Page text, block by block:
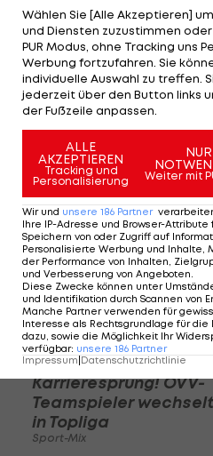
in zwei Sätzen mit 3:6,4:6
24-jährige Lisicki hält im
Rumänin Simona Halep
schlussendlich deutlich mit
Halep treffen im
zweite Duell lautet
Mehr zum
Karrieresprung! ÖVV-
Teamspieler wechselt
in Topliga
Sport-Mix
Wählen Sie [Alle Akzeptieren]
und Diensten zuzustimmen oder
PUR Modus, ohne Tracking uns
Werbung fortzufahren. Sie
individuelle Auswahl zu treffen.
jederzeit über den Button links
der Fußzeile anpassen.
ALLE
AKZEPTIEREN
Tracking und
Personalisierung
NUR
Weiter mit
Wir und unsere 186 Partner
Ihre IP-Adresse und Browser-
Speichern von oder Zugriff auf
Personalisierte Werbung und Inhalte,
der Performance von Inhalten,
und Verbesserung von Angeboten.
Diese Zwecke können unter
und Identifikation durch Scannen von
Manche Partner verwenden für
Interesse als Rechtsgrundlage für
dazu, sowie die Möglichkeit Ihr
verfügbar: unsere 186 Partner
Impressum Datenschutzrichtlinie